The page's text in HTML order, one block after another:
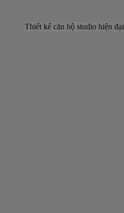
Thiết kế căn hộ studio hiện đại